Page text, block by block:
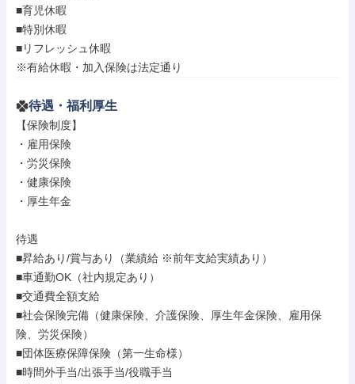
■育児休暇
■特別休暇
■リフレッシュ休暇
※有給休暇・加入保険は法定通り
待遇・福利厚生
【保険制度】
・雇用保険
・労災保険
・健康保険
・厚生年金
待遇
■昇給あり/賞与あり（業績給 ※前年支給実績あり）
■車通勤OK（社内規定あり）
■交通費全額支給
■社会保険完備（健康保険、介護保険、厚生年金保険、雇用保
険、労災保険）
■団体医療保障保険（第一生命様）
■時間外手当/出張手当/役職手当